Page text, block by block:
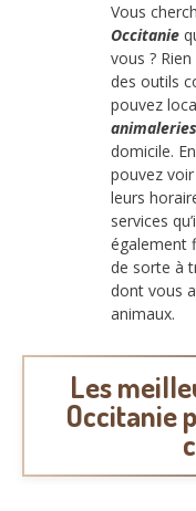
Vous
Occitanie
vous ?
des outils
pouvez
domicile.
pouvez
leurs
services
également
de sorte à
dont vous
animaux.
Les
Occitanie